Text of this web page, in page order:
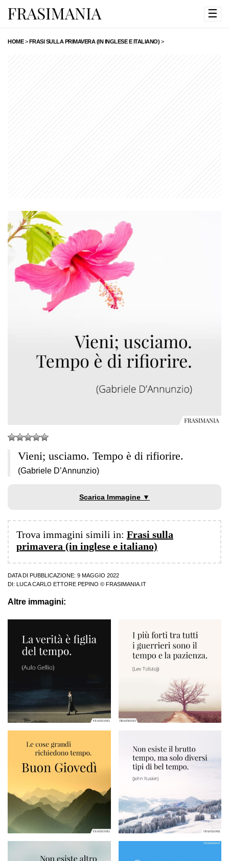
☰
HOME>FRASI SULLA PRIMAVERA (IN INGLESE E ITALIANO) >
Vieni; usciamo. Tempo è di rifiorire.
(Gabriele D’Annunzio)
Scarica Immagine ▼
Trova immagini simili in: Frasi sulla
primavera (in inglese e italiano)
DATA DI PUBBLICAZIONE: 9 MAGGIO 2022
DI:
LUCA CARLO ETTORE PEPINO © FRASIMANIA.IT
Altre immagini: